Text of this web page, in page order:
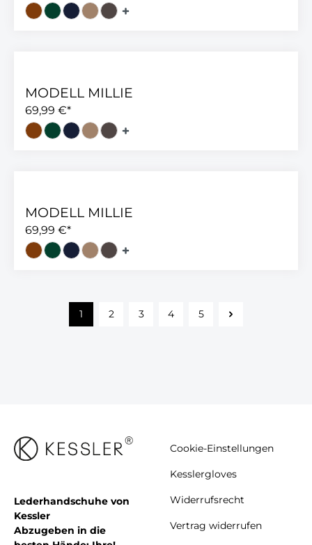
MODELL MILLIE
69,99 €*
MODELL MILLIE
69,99 €*
1 2 3 4 5
Lederhandschuhe von
Kessler
Abzugeben in die
Cookie-Einstellungen
Kesslergloves
Widerrufsrecht
Vertrag widerrufen